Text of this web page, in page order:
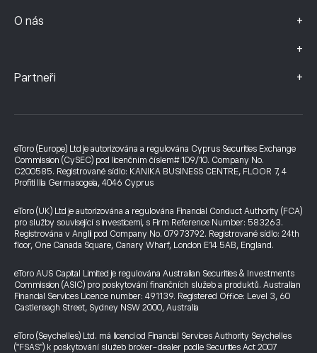
O nás +
+
Partneři +
eToro (Europe) Ltd je autorizována a regulována Cyprus Securities Exchange
Commission (CySEC) pod licenčním číslem# 109/10. Company No.
C200585. Registrované sídlo: KANIKA BUSINESS CENTRE, FLOOR 7, 4
Profiti Ilia Germasogeia, 4046 Cyprus
eToro (UK) Ltd je autorizována a regulována Financial Conduct Authority (FCA)
pro služby související s investicemi, s Firm Reference Number: 583263.
Registrována v Anglii pod Company No. 07973792. Registrované sídlo: 24th
floor, One Canada Square, Canary Wharf, London E14 5AB, England.
eToro AUS Capital Limited je regulována Australian Securities & Investments
Commission (ASIC) pro poskytování finančních služeb a produktů. Australian
Financial Services Licence number: 491139. Registered Office: Level 3, 60
Castlereagh Street, Sydney NSW 2000, Australia
eToro (Seychelles) Ltd. má licenci od Financial Services Authority Seychelles
("FSAS") k poskytování služeb broker-dealer podle Securities Act 2007